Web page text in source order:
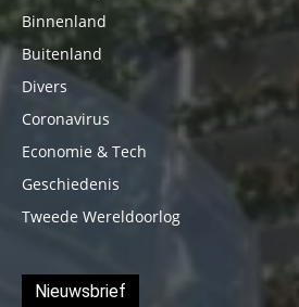
Binnenland
Buitenland
Divers
Coronavirus
Economie & Tech
Geschiedenis
Tweede Wereldoorlog
Nieuwsbrief